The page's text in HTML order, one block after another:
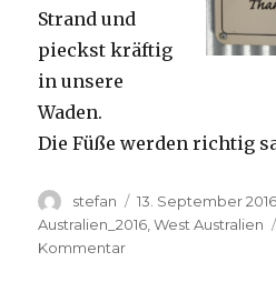
Strand und
pieckst kräftig
in unsere
Waden.
Die Füße werden richtig
Autor
stefan
Veröffentlicht
am
13. September 2016
Australien_2016 ,West Australien
Kommentarzu